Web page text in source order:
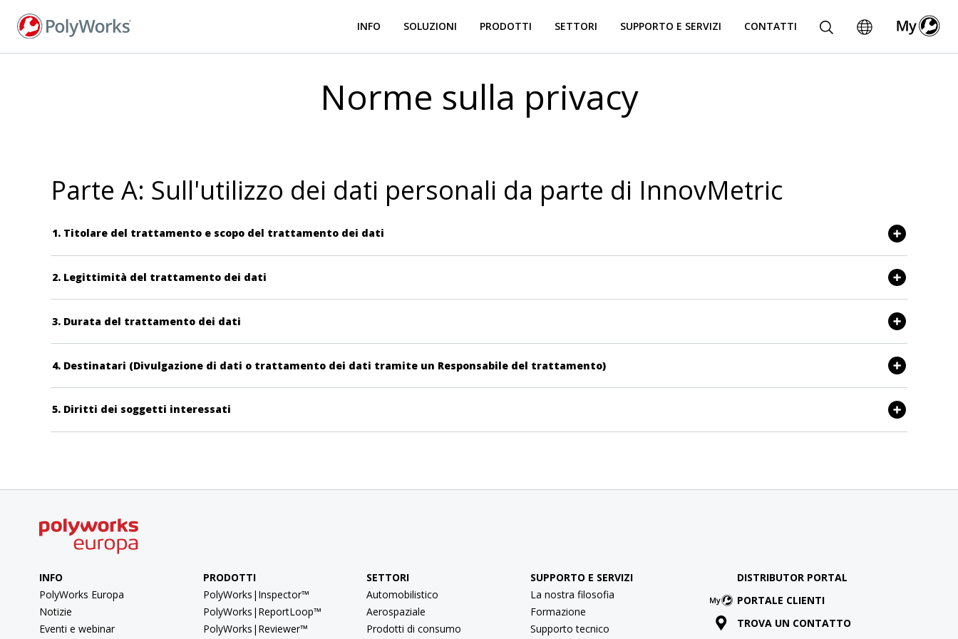
contenuto
INFO SOLUZIONI PRODOTTI SETTORI SUPPORTO E SERVIZI CONTATTI
Norme sulla privacy
Parte A: Sull'utilizzo dei dati personali da parte di InnovMetric
1. Titolare del trattamento e scopo del trattamento dei dati
2. Legittimità del trattamento dei dati
3. Durata del trattamento dei dati
4. Destinatari (Divulgazione di dati o trattamento dei dati tramite un Responsabile del trattamento)
5. Diritti dei soggetti interessati
INFO
PolyWorks Europa
Notizie
Eventi e webinar
PRODOTTI
PolyWorks|Inspector™
PolyWorks|ReportLoop™
PolyWorks|Reviewer™
SETTORI
Automobilistico
Aerospaziale
Prodotti di consumo
SUPPORTO E SERVIZI
La nostra filosofia
Formazione
Supporto tecnico
DISTRIBUTOR PORTAL
PORTALE CLIENTI
TROVA UN CONTATTO